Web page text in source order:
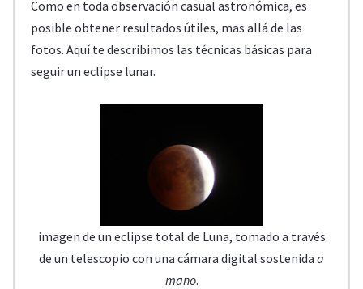
Como en toda observación casual astronómica, es
posible obtener resultados útiles, mas allá de las
fotos. Aquí te describimos las técnicas básicas para
seguir un eclipse lunar.
imagen de un eclipse total de Luna, tomado a través
de un telescopio con una cámara digital sostenida a
mano.